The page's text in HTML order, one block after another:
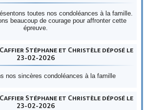
toutes nos condoléances à la famille.
beaucoup de courage pour affronter cette
épreuve.
Stéphane et Christèle déposé le
23-02-2026
nos sincères condoléances à la famille
Stéphane et Christèle déposé le
23-02-2026